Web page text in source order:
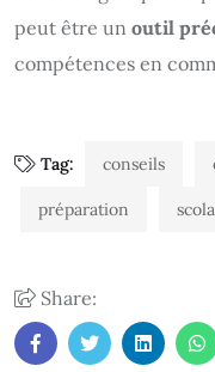
peut être un outil
compétences en
Tag: conseils
préparation
Share: